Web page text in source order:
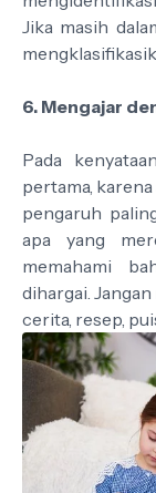
Jika masih
6. Mengajar
Pada
pertama,
pengaruh
apa yang
memahami
dihargai.
cerita, resep,